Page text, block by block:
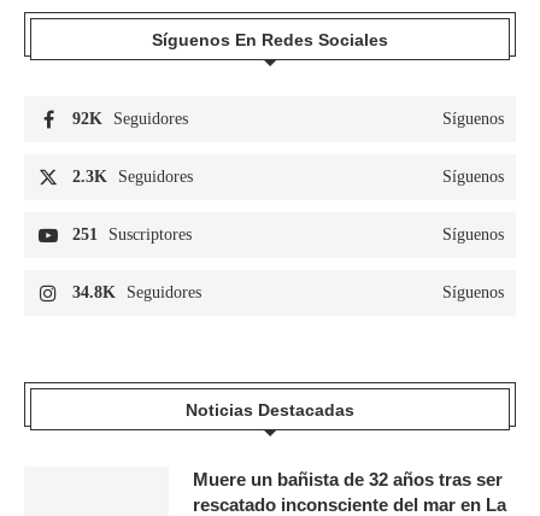
Síguenos En Redes Sociales
92K Seguidores Síguenos
2.3K Seguidores Síguenos
251 Suscriptores Síguenos
34.8K Seguidores Síguenos
Noticias Destacadas
Muere un bañista de 32 años tras ser
rescatado inconsciente del mar en La